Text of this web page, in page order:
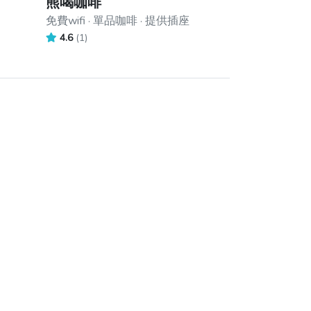
免費wifi · 單品咖啡 · 提供插座
4.6 (1)